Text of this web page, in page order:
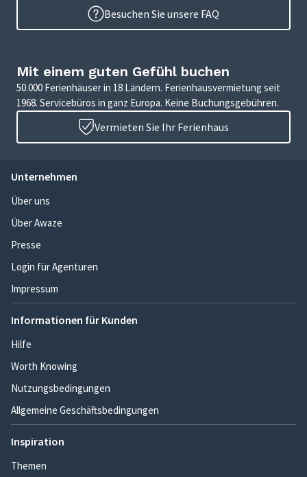
Besuchen Sie unsere FAQ
Mit einem guten Gefühl buchen
50.000 Ferienhäuser in 18 Ländern. Ferienhausvermietung seit
1968. Servicebüros in ganz Europa. Keine Buchungsgebühren.
Vermieten Sie Ihr Ferienhaus
Unternehmen
Über uns
Über Awaze
Presse
Login für Agenturen
Impressum
Informationen für Kunden
Hilfe
Worth Knowing
Nutzungsbedingungen
Allgemeine Geschäftsbedingungen
Inspiration
Themen